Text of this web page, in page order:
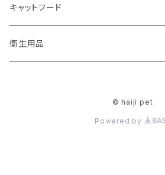
ハードタイプ
ソフトタイプ
お野菜
その他
ジェルクリーム
ハーブパック
アーテミス
ｱｶﾞﾘｸｽI/S
キャットフード
アーテミス
衛生用品
© haiji pet
Powered by